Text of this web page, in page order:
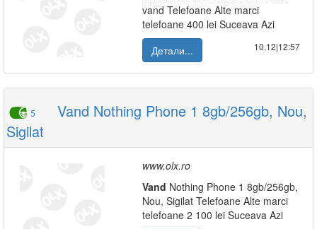
vand Telefoane Alte marci
telefoane 400 lei Suceava Azi
Детали...
10.12|12:57
5
Vand Nothing Phone 1 8gb/256gb, Nou,
Sigilat
www.olx.ro
Vand Nothing Phone 1 8gb/256gb,
Nou, Sigilat Telefoane Alte marci
telefoane 2 100 lei Suceava Azi